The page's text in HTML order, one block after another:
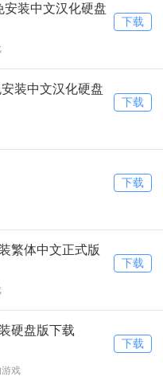
下载
安装中文汉化硬盘
下载
装中文汉化硬盘
下载
下载
繁体中文正式版
下载
硬盘版下载
戏